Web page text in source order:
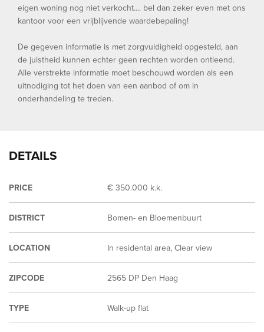
eigen woning nog niet verkocht.... bel dan zeker even met ons
kantoor voor een vrijblijvende waardebepaling!
De gegeven informatie is met zorgvuldigheid opgesteld, aan
de juistheid kunnen echter geen rechten worden ontleend.
Alle verstrekte informatie moet beschouwd worden als een
uitnodiging tot het doen van een aanbod of om in
onderhandeling te treden.
DETAILS
PRICE € 350.000 k.k.
DISTRICT Bomen- en Bloemenbuurt
LOCATION In residental area, Clear view
ZIPCODE 2565 DP Den Haag
TYPE Walk-up flat